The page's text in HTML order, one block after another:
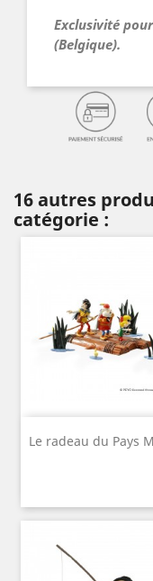
Exclusivité
(Belgique).
16 autres
catégorie :
Le radeau du Pays